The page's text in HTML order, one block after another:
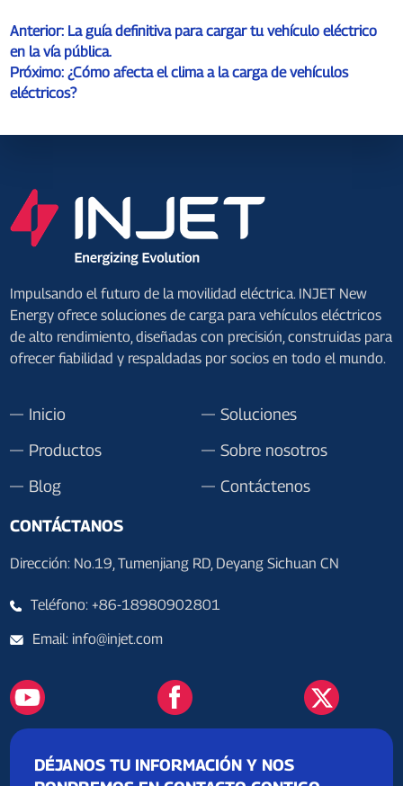
Anterior: La guía definitiva para cargar tu vehículo eléctrico
en la vía pública.
Próximo: ¿Cómo afecta el clima a la carga de vehículos
eléctricos?
Impulsando el futuro de la movilidad eléctrica. INJET New
Energy ofrece soluciones de carga para vehículos eléctricos
de alto rendimiento, diseñadas con precisión, construidas para
ofrecer fiabilidad y respaldadas por socios en todo el mundo.
Inicio
Soluciones
Productos
Sobre nosotros
Blog
Contáctenos
CONTÁCTANOS
Dirección: No.19, Tumenjiang RD, Deyang Sichuan CN
Teléfono: +86-18980902801
Email: info@injet.com
DÉJANOS TU INFORMACIÓN Y NOS